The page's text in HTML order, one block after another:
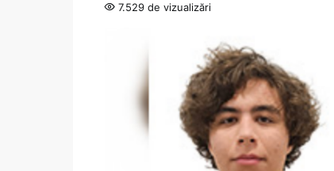
7.529 de vizualizări